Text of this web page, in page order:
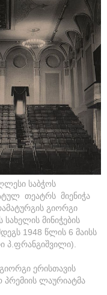
საბჭოს
თეატრს მიენიჭა
გიორგი
მინიჭების
1948 წლის 6 მაისს
პ.ფრანგიშვილი).
ერისთავის
ლაურიატმა